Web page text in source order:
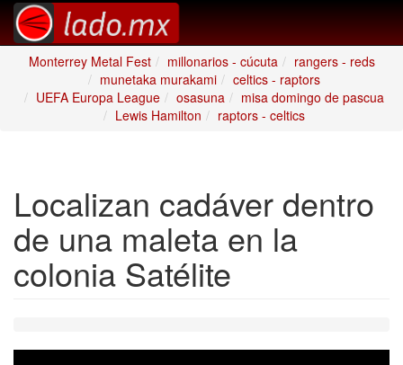
Monterrey Metal Fest millonarios - cúcuta
rangers - reds
munetaka murakami
celtics - raptors
UEFA Europa League
osasuna
misa domingo de pascua
Lewis Hamilton
raptors - celtics
Localizan cadáver dentro
de una maleta en la
colonia Satélite